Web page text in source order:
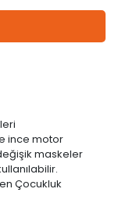
ince motor
maskeler
Çocukluk